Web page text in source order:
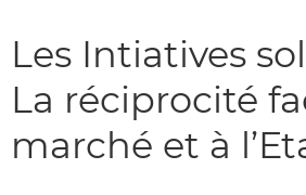
Les Intiatives
La réciprocité
marché et à